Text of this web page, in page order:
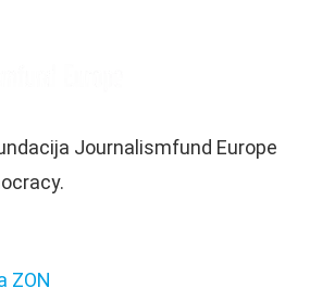
Journalismfund Europe
ZON